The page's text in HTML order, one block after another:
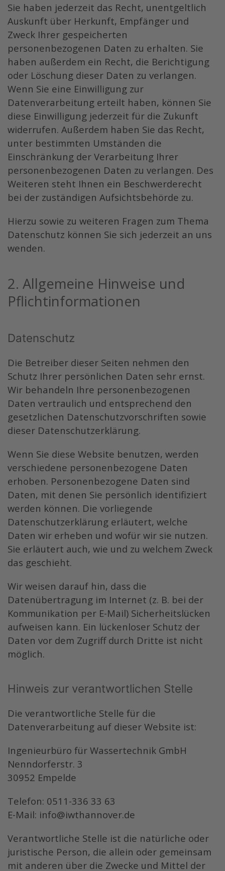
Sie haben jederzeit das Recht, unentgeltlich
Auskunft über Herkunft, Empfänger und
Zweck Ihrer gespeicherten
personenbezogenen Daten zu erhalten. Sie
haben außerdem ein Recht, die Berichtigung
oder Löschung dieser Daten zu verlangen.
Wenn Sie eine Einwilligung zur
Datenverarbeitung erteilt haben, können Sie
diese Einwilligung jederzeit für die Zukunft
widerrufen. Außerdem haben Sie das Recht,
unter bestimmten Umständen die
Einschränkung der Verarbeitung Ihrer
personenbezogenen Daten zu verlangen. Des
Weiteren steht Ihnen ein Beschwerderecht
bei der zuständigen Aufsichtsbehörde zu.
Hierzu sowie zu weiteren Fragen zum Thema
Datenschutz können Sie sich jederzeit an uns
wenden.
2. Allgemeine Hinweise und
Pflicht­informationen
Datenschutz
Die Betreiber dieser Seiten nehmen den
Schutz Ihrer persönlichen Daten sehr ernst.
Wir behandeln Ihre personenbezogenen
Daten vertraulich und entsprechend den
gesetzlichen Datenschutzvorschriften sowie
dieser Datenschutzerklärung.
Wenn Sie diese Website benutzen, werden
verschiedene personenbezogene Daten
erhoben. Personenbezogene Daten sind
Daten, mit denen Sie persönlich identifiziert
werden können. Die vorliegende
Datenschutzerklärung erläutert, welche
Daten wir erheben und wofür wir sie nutzen.
Sie erläutert auch, wie und zu welchem Zweck
das geschieht.
Wir weisen darauf hin, dass die
Datenübertragung im Internet (z. B. bei der
Kommunikation per E-Mail) Sicherheitslücken
aufweisen kann. Ein lückenloser Schutz der
Daten vor dem Zugriff durch Dritte ist nicht
möglich.
Hinweis zur verantwortlichen Stelle
Die verantwortliche Stelle für die
Datenverarbeitung auf dieser Website ist:
Ingenieurbüro für Wassertechnik GmbH
Nenndorferstr. 3
30952 Empelde
Telefon: 0511-336 33 63
E-Mail: info@iwthannover.de
Verantwortliche Stelle ist die natürliche oder
juristische Person, die allein oder gemeinsam
mit anderen über die Zwecke und Mittel der